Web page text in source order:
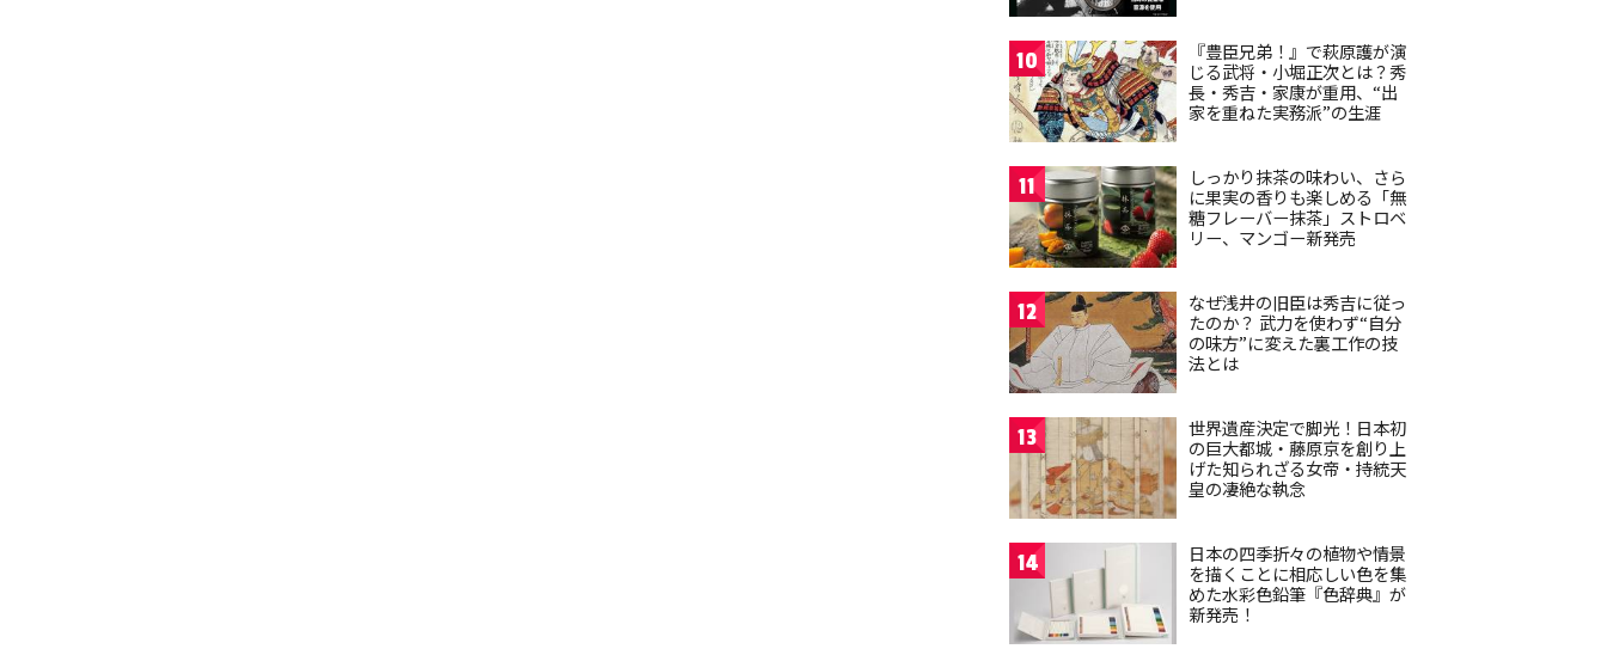
10
『豊臣兄弟！』で萩原護が演
じる武将・小堀正次とは？秀
長・秀吉・家康が重用、“出
家を重ねた実務派”の生涯
11
しっかり抹茶の味わい、さら
に果実の香りも楽しめる「無
糖フレーバー抹茶」ストロベ
リー、マンゴー新発売
12
なぜ浅井の旧臣は秀吉に従っ
たのか？ 武力を使わず“自分
の味方”に変えた裏工作の技
法とは
13
世界遺産決定で脚光！日本初
の巨大都城・藤原京を創り上
げた知られざる女帝・持統天
皇の凄絶な執念
14
日本の四季折々の植物や情景
を描くことに相応しい色を集
めた水彩色鉛筆『色辞典』が
新発売！